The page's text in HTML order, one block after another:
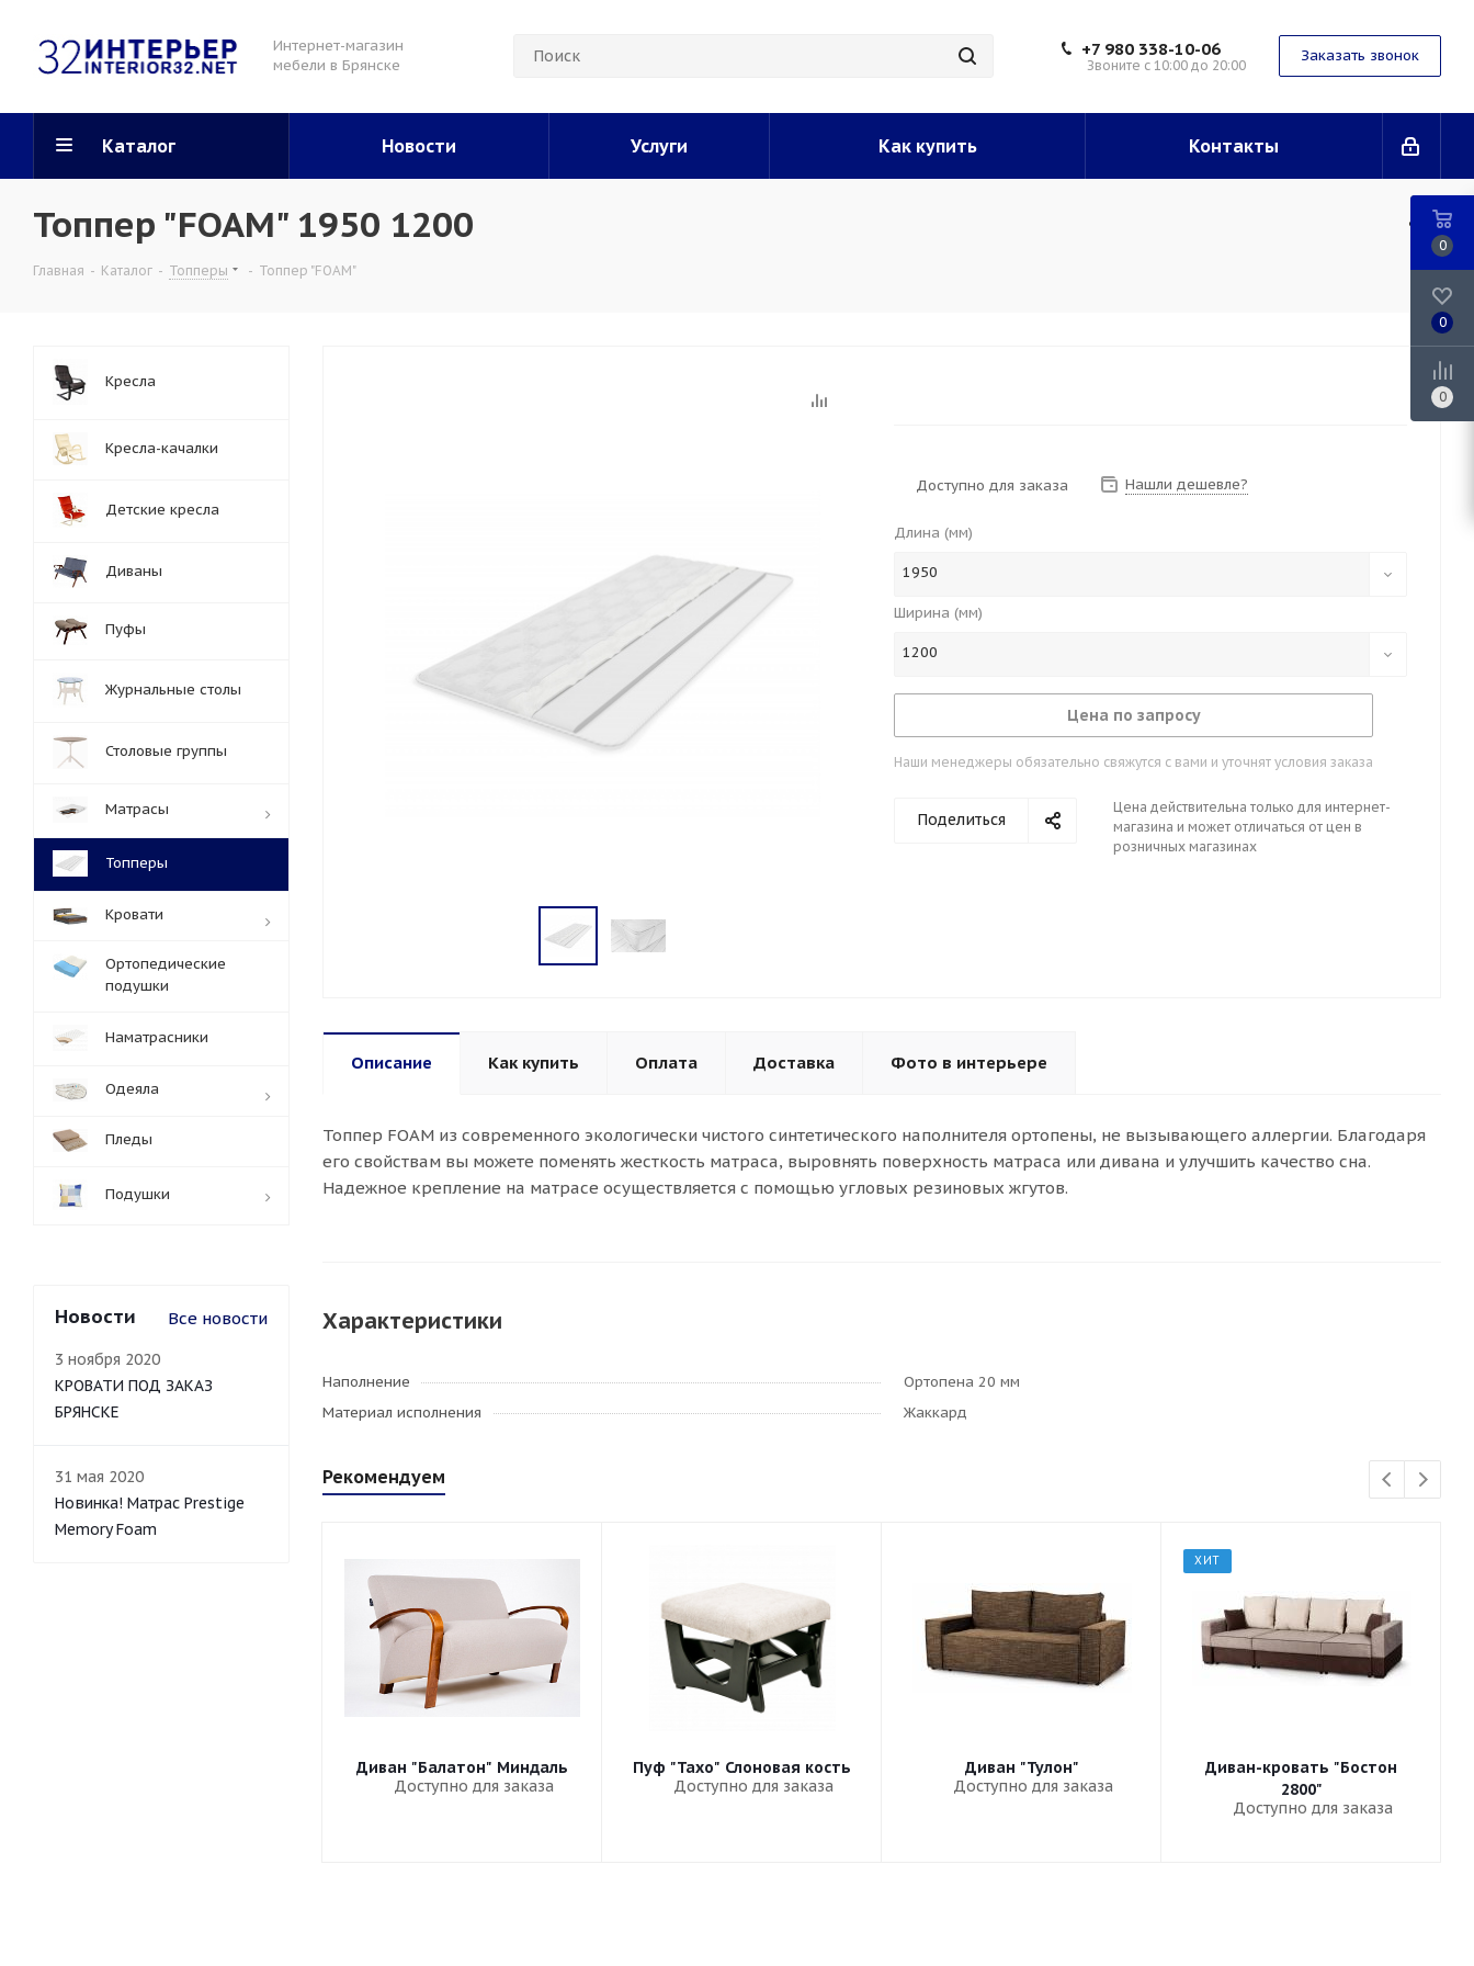
Интернет-магазин
мебели в Брянске
+7 980 338-10-06
Звоните с 10:00 до 20:00
Заказать звонок
Каталог Новости Услуги Как купить Контакты
Топпер "FOAM" 1950 1200
Главная - Каталог - Топперы - Топпер "FOAM"
Доступно для заказа Нашли дешевле?
Длина (мм)
1950
Ширина (мм)
1200
Цена по запросу
Наши менеджеры обязательно свяжутся с вами и уточнят условия заказа
Поделиться
Цена действительна только для интернет-
магазина и может отличаться от цен в
розничных магазинах
Описание Как купить Оплата Доставка Фото в интерьере
Топпер FOAM из современного экологически чистого синтетического наполнителя ортопены, не вызывающего аллергии. Благодаря
его свойствам вы можете поменять жесткость матраса, выровнять поверхность матраса или дивана и улучшить качество сна.
Надежное крепление на матрасе осуществляется с помощью угловых резиновых жгутов.
Характеристики
Наполнение
Ортопена 20 мм
Материал исполнения
Жаккард
Рекомендуем
Диван "Балатон" Миндаль
Доступно для заказа
Пуф "Тахо" Слоновая кость
Доступно для заказа
Диван "Тулон"
Доступно для заказа
ХИТ
Диван-кровать "Бостон
2800"
Доступно для заказа
Кресла
Кресла-качалки
Детские кресла
Диваны
Пуфы
Журнальные столы
Столовые группы
Матрасы
Топперы
Кровати
Ортопедические
подушки
Наматрасники
Одеяла
Пледы
Подушки
Новости Все новости
3 ноября 2020
КРОВАТИ ПОД ЗАКАЗ
БРЯНСКЕ
31 мая 2020
Новинка! Матрас Prestige
Memory Foam
0
0
0